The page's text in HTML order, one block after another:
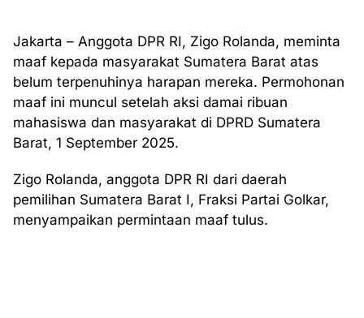
Jakarta – Anggota DPR RI, Zigo Rolanda, meminta
maaf kepada masyarakat Sumatera Barat atas
belum terpenuhinya harapan mereka. Permohonan
maaf ini muncul setelah aksi damai ribuan
mahasiswa dan masyarakat di DPRD Sumatera
Barat, 1 September 2025.
Zigo Rolanda, anggota DPR RI dari daerah
pemilihan Sumatera Barat I, Fraksi Partai Golkar,
menyampaikan permintaan maaf tulus.